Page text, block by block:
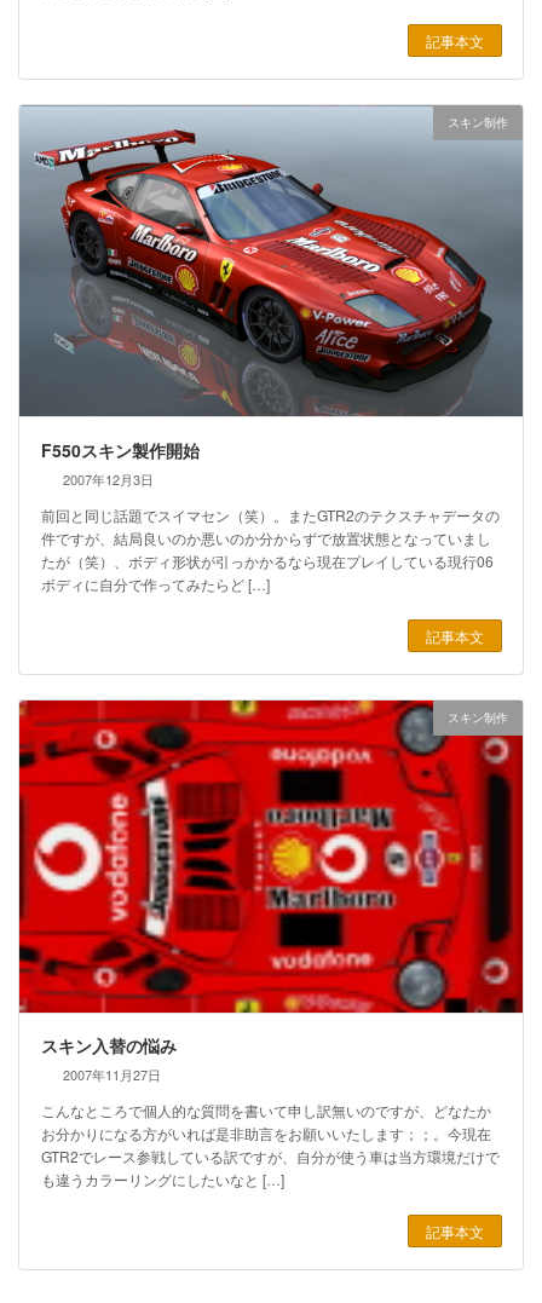
記事本文
スキン制作
F550スキン製作開始
2007年12月3日
前回と同じ話題でスイマセン（笑）。またGTR2のテクスチャデータの
件ですが、結局良いのか悪いのか分からずで放置状態となっていまし
たが（笑）、ボディ形状が引っかかるなら現在プレイしている現行06
ボディに自分で作ってみたらど […]
記事本文
スキン制作
スキン入替の悩み
2007年11月27日
こんなところで個人的な質問を書いて申し訳無いのですが、どなたか
お分かりになる方がいれば是非助言をお願いいたします；；。今現在
GTR2でレース参戦している訳ですが、自分が使う車は当方環境だけで
も違うカラーリングにしたいなと […]
記事本文